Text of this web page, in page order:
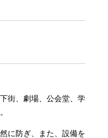
街、劇場、公会堂、学
に防ぎ、また、設備を